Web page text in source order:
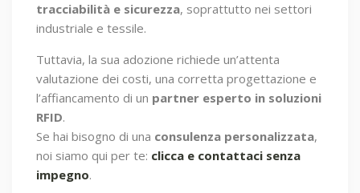
tracciabilità e sicurezza, soprattutto nei settori
industriale e tessile.
Tuttavia, la sua adozione richiede un’attenta
valutazione dei costi, una corretta progettazione e
l’affiancamento di un partner esperto in soluzioni
RFID.
Se hai bisogno di una consulenza personalizzata,
noi siamo qui per te: clicca e contattaci senza
impegno.